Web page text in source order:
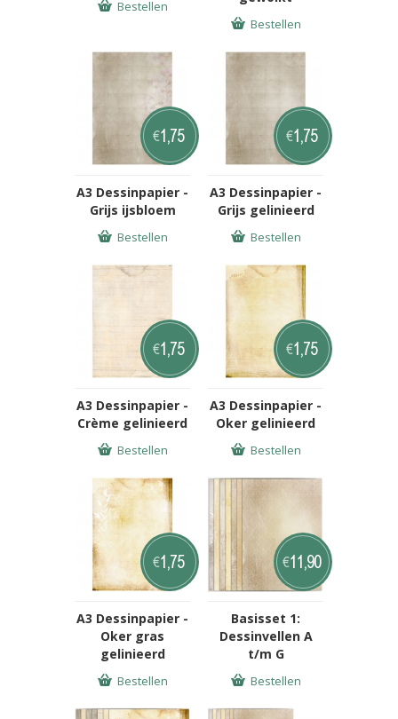
Bestellen
Bestellen
A3 Dessinpapier -
Grijs ijsbloem
€1,75
Bestellen
A3 Dessinpapier -
Grijs gelinieerd
€1,75
Bestellen
A3 Dessinpapier -
Crème gelinieerd
€1,75
Bestellen
A3 Dessinpapier -
Oker gelinieerd
€1,75
Bestellen
A3 Dessinpapier -
Oker gras
gelinieerd
€1,75
Bestellen
Basisset 1:
Dessinvellen A
t/m G
€11,90
Bestellen